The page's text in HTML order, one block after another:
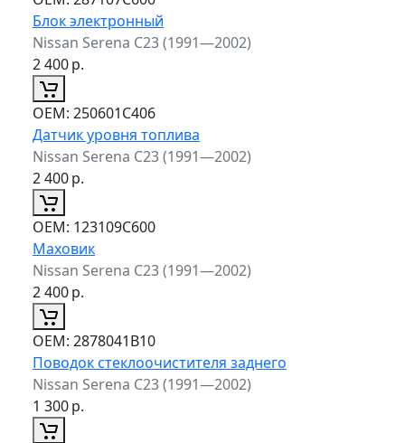
Блок электронный
Nissan Serena C23 (1991—2002)
2 400р.
ОЕМ: 250601C406
Датчик уровня топлива
Nissan Serena C23 (1991—2002)
2 400р.
ОЕМ: 123109C600
Маховик
Nissan Serena C23 (1991—2002)
2 400р.
ОЕМ: 2878041B10
Поводок стеклоочистителя заднего
Nissan Serena C23 (1991—2002)
1 300р.